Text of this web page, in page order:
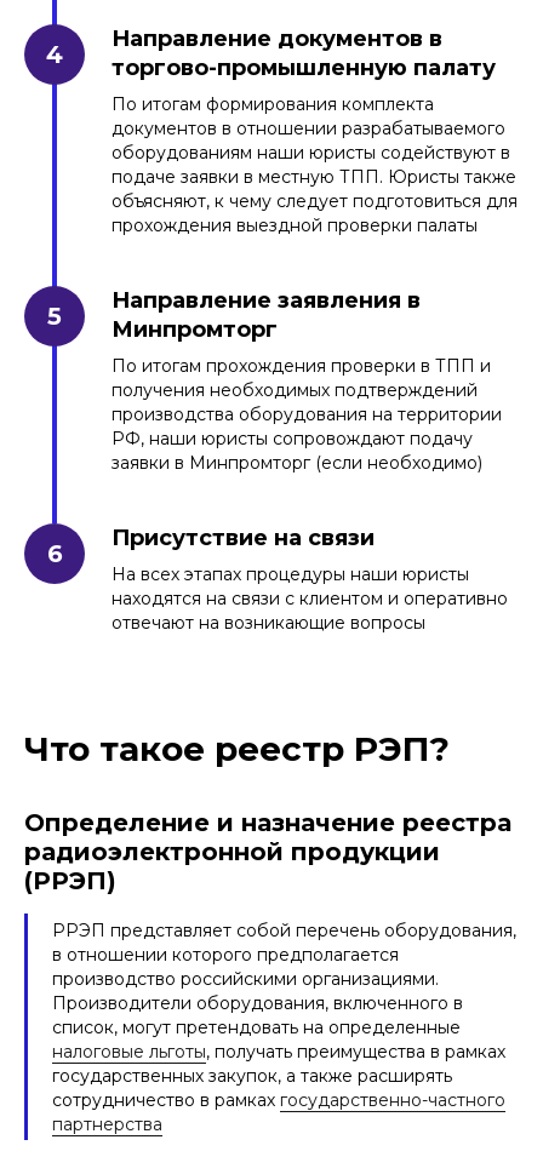
Направление документов в
торгово-промышленную палату
По итогам формирования комплекта
документов в отношении разрабатываемого
оборудованиям наши юристы содействуют в
подаче заявки в местную ТПП. Юристы также
объясняют, к чему следует подготовиться для
прохождения выездной проверки палаты
Направление заявления в
Минпромторг
По итогам прохождения проверки в ТПП и
получения необходимых подтверждений
производства оборудования на территории
РФ, наши юристы сопровождают подачу
заявки в Минпромторг (если необходимо)
Присутствие на связи
На всех этапах процедуры наши юристы
находятся на связи с клиентом и оперативно
отвечают на возникающие вопросы
Что такое реестр РЭП?
Определение и назначение реестра
радиоэлектронной продукции
(РРЭП)
РРЭП представляет собой перечень оборудования,
в отношении которого предполагается
производство российскими организациями.
Производители оборудования, включенного в
список, могут претендовать на определенные
налоговые льготы, получать преимущества в рамках
государственных закупок, а также расширять
сотрудничество в рамках государственно-частного
партнерства